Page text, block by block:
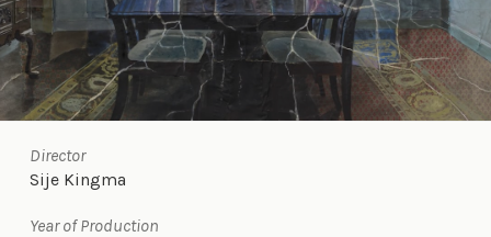
Director
Sije Kingma
Year of Production